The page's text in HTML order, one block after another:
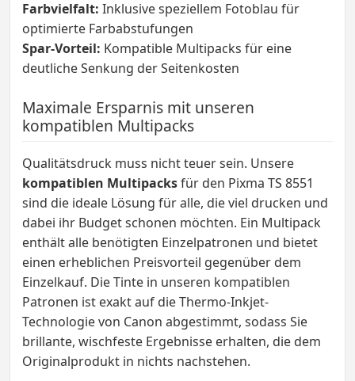
Farbvielfalt: Inklusive speziellem Fotoblau für
optimierte Farbabstufungen
Spar-Vorteil: Kompatible Multipacks für eine
deutliche Senkung der Seitenkosten
Maximale Ersparnis mit unseren
kompatiblen Multipacks
Qualitätsdruck muss nicht teuer sein. Unsere
kompatiblen Multipacksfür den Pixma TS 8551
sind die ideale Lösung für alle, die viel drucken und
dabei ihr Budget schonen möchten. Ein Multipack
enthält alle benötigten Einzelpatronen und bietet
einen erheblichen Preisvorteil gegenüber dem
Einzelkauf. Die Tinte in unseren kompatiblen
Patronen ist exakt auf die Thermo-Inkjet-
Technologie von Canon abgestimmt, sodass Sie
brillante, wischfeste Ergebnisse erhalten, die dem
Originalprodukt in nichts nachstehen.